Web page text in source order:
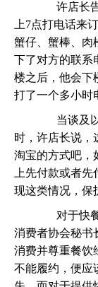
许店长告
上7点打电话来
蟹仔、蟹棒、肉
下了对方的联系
楼之后，他会下
打了一个多小时
当谈及以
时，许店长说，
淘宝的方式吧，
上先付款或者
现这类情况，保
对于快餐
消费者协会秘书
消费并尊重餐饮
不能履约，便应